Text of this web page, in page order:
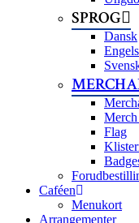
SPROG
Dansk
Flag
Caféen
Menukort
Arrangementer